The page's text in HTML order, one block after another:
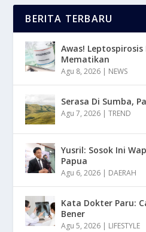
BERITA TERBARU
Awas!
Mematikan
Agu 8, 2026 | NEWS
Serasa Di Sumba,
Agu 7, 2026 |TREND
Yusril: Sosok Ini
Papua
Agu 6, 2026 | DAERAH
Kata Dokter Paru:
Bener
Agu 5, 2026 | LIFESTYLE